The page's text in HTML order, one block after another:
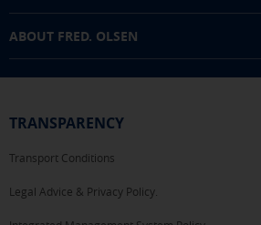
ABOUT FRED. OLSEN
TRANSPARENCY
Transport Conditions
Legal Advice & Privacy Policy.